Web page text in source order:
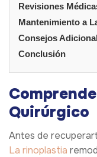
Revisiones
Mantenimiento a
Consejos
Conclusión
Quirúrgico
Antes de
La rinoplastia